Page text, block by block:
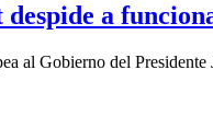
a
al Gobierno del